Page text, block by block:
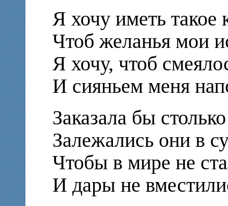
Я хочу иметь такое
Чтоб желанья мои
Я хочу, чтоб
И сияньем меня
Заказала бы
Залежались они в
Чтобы в мире не
И дары не